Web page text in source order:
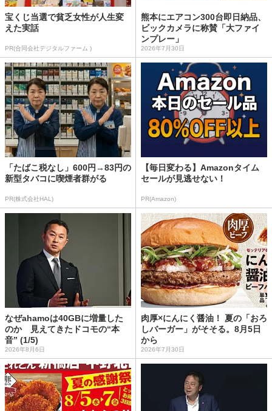
宝くじ当選で貧乏女性が人生変
えた実話
PR(合同会社デジタルファーム )
熊本にエアコン300台即日納品、
ビックカメラに称賛「大ファイ
ンプレー」
2026年7月30日
「たばこ税なし」600円→83円の
新型タバコに喫煙者群がる
PR(株式会社HAL)
【毎日変わる】Amazonタイム
セールが見逃せない！
PR(Amazon)
なぜahamoは40GBに増量した
のか 見えてきたドコモの“本
音” (1/5)
2026年8月6日
肉厚×にんにく醤油！ 夏の「おろ
しバーガー」がそそる。8月5日
から
2026年7月30日